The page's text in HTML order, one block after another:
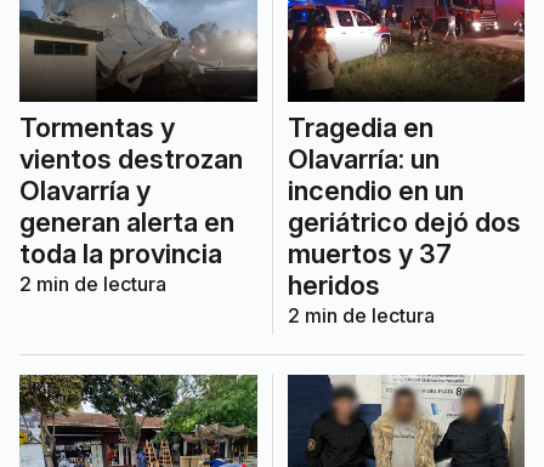
Tormentas y
vientos destrozan
Olavarría y
generan alerta en
toda la provincia
2 min de lectura
Tragedia en
Olavarría: un
incendio en un
geriátrico dejó dos
muertos y 37
heridos
2 min de lectura